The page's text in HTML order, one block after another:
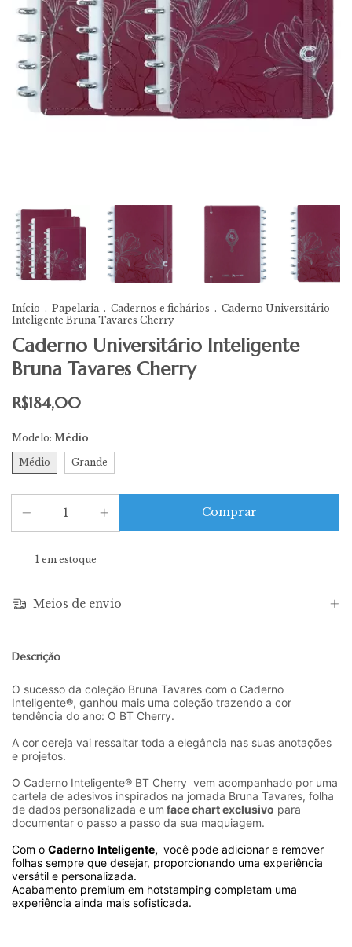
Início . Papelaria . Cadernos e fichários . Caderno Universitário
Inteligente Bruna Tavares Cherry
Caderno Universitário Inteligente
Bruna Tavares Cherry
R$184,00
Modelo: Médio
Médio Grande
1em estoque
Meios de envio
Descrição
O sucesso da coleção Bruna Tavares com o Caderno
Inteligente®, ganhou mais uma coleção trazendo a cor
tendência do ano: O BT Cherry.
A cor cereja vai ressaltar toda a elegância nas suas anotações
e projetos.
O Caderno Inteligente® BT Cherry vem acompanhado por uma
cartela de adesivos inspirados na jornada Bruna Tavares, folha
de dados personalizada e um face chart exclusivo para
documentar o passo a passo da sua maquiagem.
Com o Caderno Inteligente, você pode adicionar e remover
folhas sempre que desejar, proporcionando uma experiência
versátil e personalizada.
Acabamento premium em hotstamping completam uma
experiência ainda mais sofisticada.